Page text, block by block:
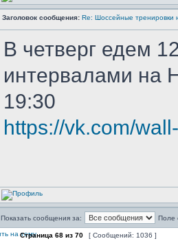
Заголовок сообщения: Re: Шоссейные тренировки
В четверг едем
интервалами на
19:30
https://vk.com/
Показать сообщения за: Поле
Страница 68 из 70 [ Сообщений: 1036 ]